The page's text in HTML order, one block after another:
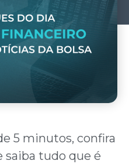
5 minutos, confira
saiba tudo que é